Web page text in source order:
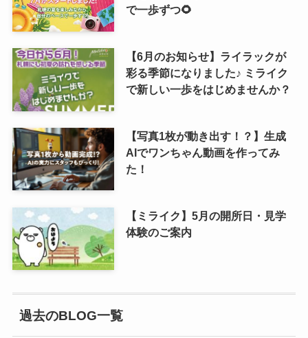
で一歩ずつ🌻
【6月のお知らせ】ライラックが
彩る季節になりました♪ ミライク
で新しい一歩をはじめませんか？
【写真1枚が動き出す！？】生成
AIでワンちゃん動画を作ってみ
た！
【ミライク】5月の開所日・見学
体験のご案内
過去のBLOG一覧